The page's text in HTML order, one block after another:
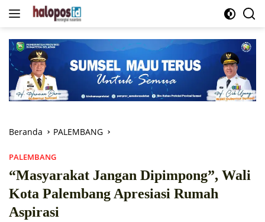
Langsung
Beranda PALEMBANG
PALEMBANG
“Masyarakat Jangan Dipimpong”, Wali
Kota Palembang Apresiasi Rumah
Aspirasi